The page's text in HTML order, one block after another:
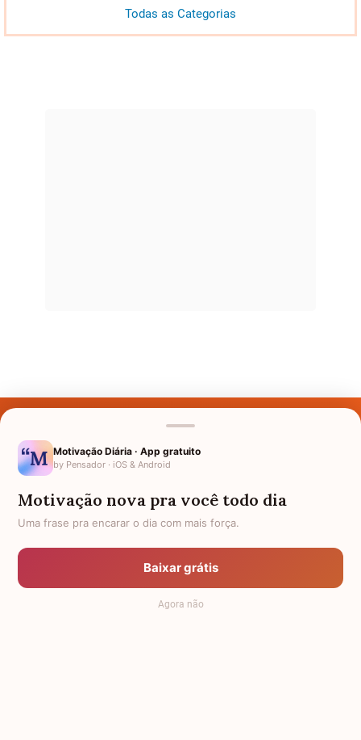
Todas as Categorias
Nomes pelo Mundo
Política de Privacidade
Anuncie
Termos de Uso
Motivação Diária · App gratuito
by Pensador · iOS & Android
Motivação nova pra você todo dia
Uma frase pra encarar o dia com mais força.
Baixar grátis
Agora não